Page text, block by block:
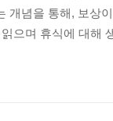
개념을 통해, 보상
으며 휴식에 대해